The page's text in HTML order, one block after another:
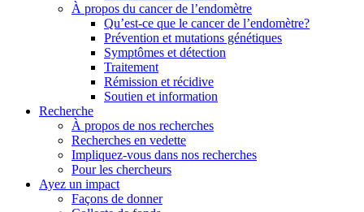
À propos du cancer de l’endomètre
Qu’est-ce que le cancer de l’endomètre?
Prévention et mutations génétiques
Symptômes et détection
Traitement
Rémission et récidive
Soutien et information
Recherche
À propos de nos recherches
Recherches en vedette
Impliquez-vous dans nos recherches
Pour les chercheurs
Ayez un impact
Façons de donner